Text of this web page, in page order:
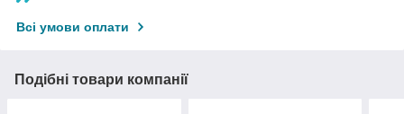
Всі умови оплати
Подібні товари компанії